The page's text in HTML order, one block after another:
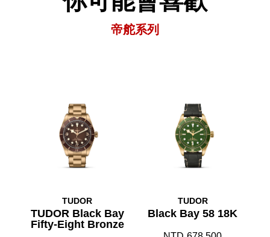
帝舵系列
TUDOR
TUDOR Black Bay
Fifty-Eight Bronze
TUDOR
Black Bay 58 18K